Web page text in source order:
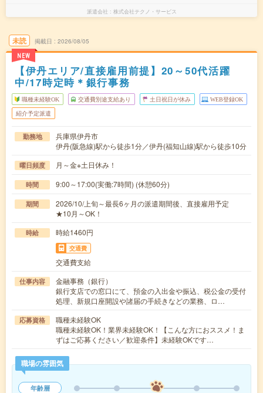
派遣会社 株式会社テクノ・サービス
未読
NEW
掲載日 2026/08/05
【伊丹エリア/直接雇用前提】20～50代活躍
中/17時定時＊銀行事務
職種未経験OK 交通費別途支給あり 土日祝日が休み WEB登録OK
紹介予定派遣
勤務地
兵庫県伊丹市
伊丹(阪急線)駅から徒歩1分／伊丹(福知山線)駅から徒歩10分
曜日頻度 月～金※土日休み！
時間 9:00～17:00(実働:7時間) (休憩60分)
期間
2026/10/上旬～最長6ヶ月の派遣期間後、直接雇用予定
★10月～OK！
時給 時給1460円
交通費
交通費支給
仕事内容
金融事務（銀行）
銀行支店での窓口にて、預金の入出金や振込、税公金の受付
処理、新規口座開設や諸届の手続きなどの業務、ロ…
応募資格
職種未経験OK
職種未経験OK！業界未経験OK！【こんな方におススメ！ま
ずはご応募ください／歓迎条件】未経験OKです…
職場の雰囲気
年齢層